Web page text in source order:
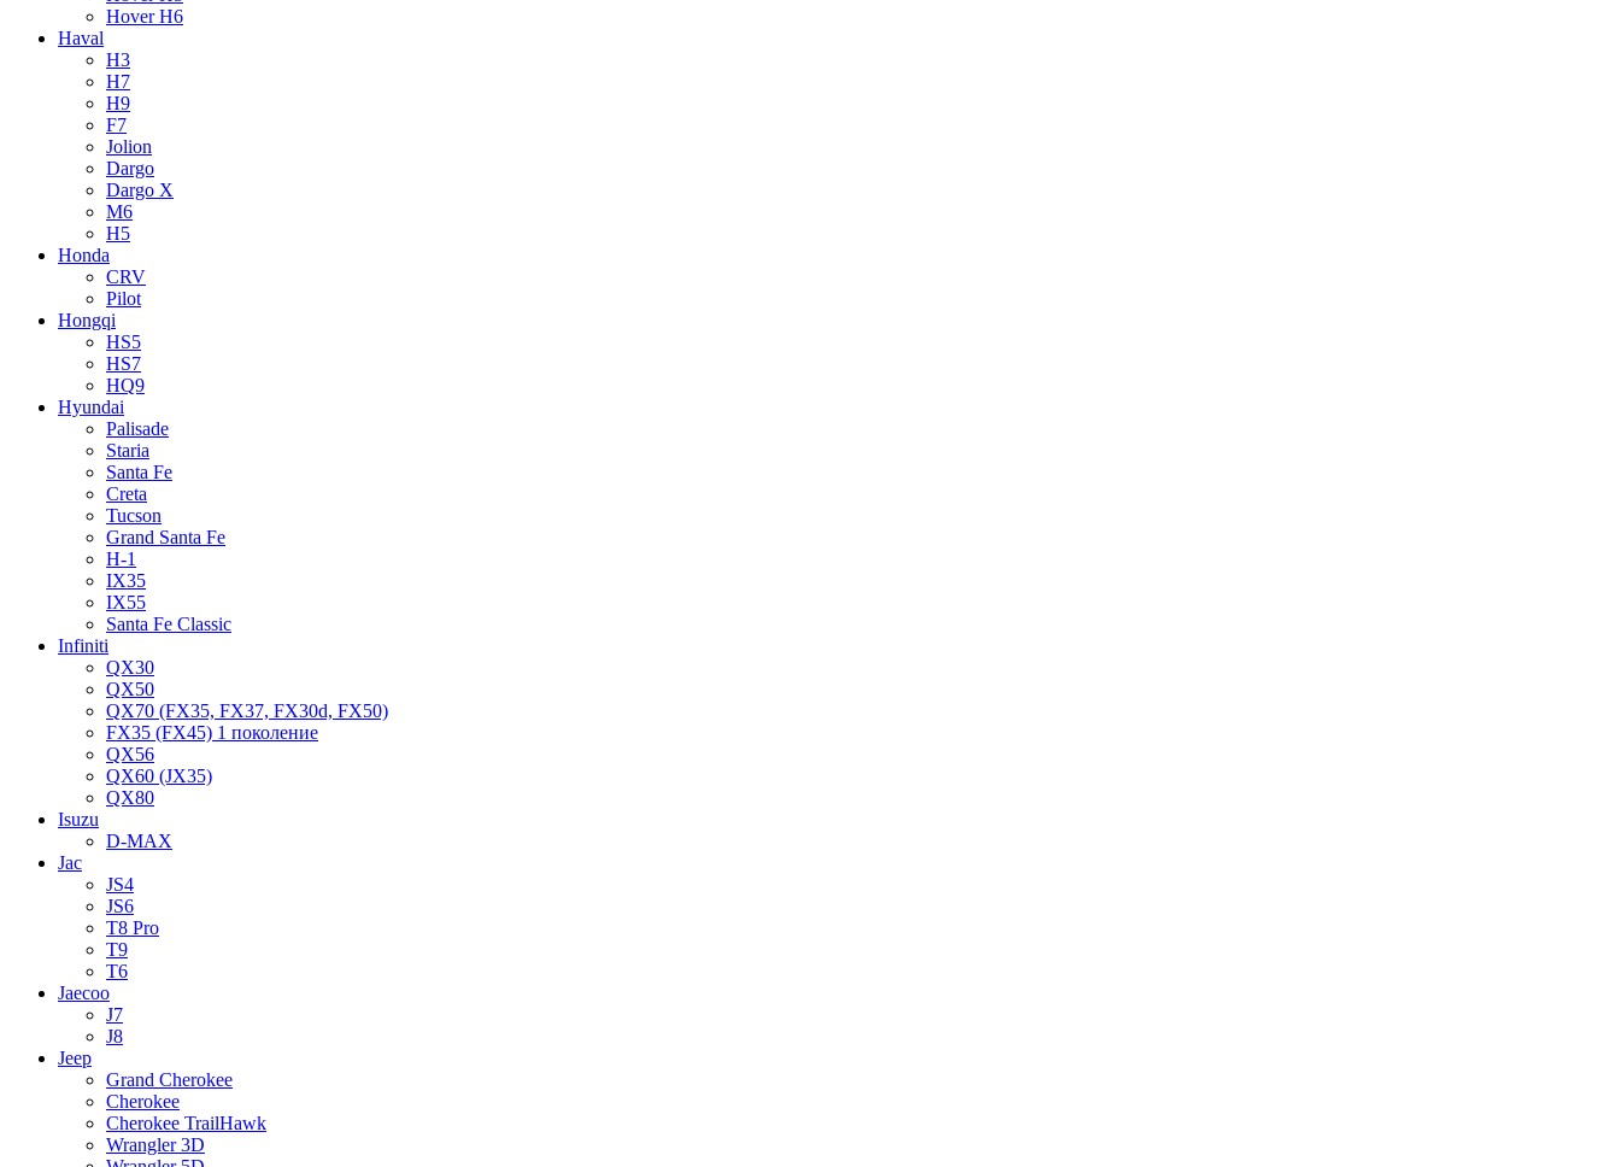
Hover H6
Haval
H3
H7
H9
F7
Jolion
Dargo
Dargo X
M6
H5
Honda
CRV
Pilot
Hongqi
HS5
HS7
HQ9
Hyundai
Palisade
Staria
Santa Fe
Creta
Tucson
Grand Santa Fe
H-1
IX35
IX55
Santa Fe Classic
Infiniti
QX30
QX50
QX70 (FX35, FX37, FX30d, FX50)
FX35 (FX45) 1 поколение
QX56
QX60 (JX35)
QX80
Isuzu
D-MAX
Jac
JS4
JS6
T8 Pro
T9
T6
Jaecoo
J7
J8
Jeep
Grand Cherokee
Cherokee
Cherokee TrailHawk
Wrangler 3D